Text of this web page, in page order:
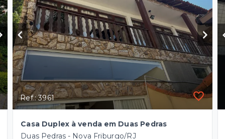
Ref.: 3961
Casa Duplex à venda em Duas Pedras
Duas Pedras - Nova Friburgo/RJ